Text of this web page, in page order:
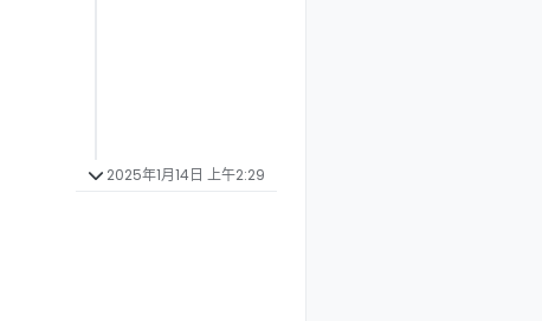
2025年1月14日 上午2:29